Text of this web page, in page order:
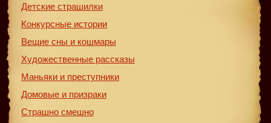
Детские страшилки
Конкурсные истории
Вещие сны и кошмары
Художественные рассказы
Маньяки и преступники
Домовые и призраки
Страшно смешно